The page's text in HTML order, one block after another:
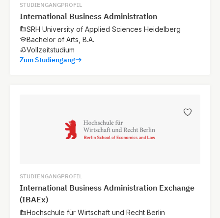
STUDIENGANGPROFIL
International Business Administration
SRH University of Applied Sciences Heidelberg
Bachelor of Arts, B.A.
Vollzeitstudium
Zum Studiengang
STUDIENGANGPROFIL
International Business Administration Exchange
(IBAEx)
Hochschule für Wirtschaft und Recht Berlin